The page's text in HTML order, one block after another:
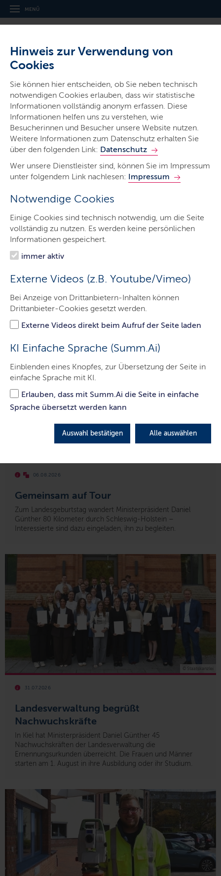
Hinweis zur Verwendung von
Cookies
Sie können hier entscheiden, ob Sie neben technisch
notwendigen Cookies erlauben, dass wir statistische
Informationen vollständig anonym erfassen. Diese
Informationen helfen uns zu verstehen, wie
Besucherinnen und Besucher unsere Website nutzen.
Weitere Informationen zum Datenschutz erhalten Sie
über den folgenden Link: Datenschutz
Wer unsere Dienstleister sind, können Sie im Impressum
unter folgendem Link nachlesen: Impressum
Notwendige Cookies
Einige Cookies sind technisch notwendig, um die Seite
vollständig zu nutzen. Es werden keine persönlichen
Informationen gespeichert.
immer aktiv
Externe Videos (z.B. Youtube/Vimeo)
Bei Anzeige von Drittanbietern-Inhalten können
Drittanbieter-Cookies gesetzt werden.
Externe Videos direkt beim Aufruf der Seite laden
KI Einfache Sprache (Summ.Ai)
Einblenden eines Knopfes, zur Übersetzung der Seite in
einfache Sprache mit KI.
Erlauben, dass mit Summ.Ai die Seite in einfache
Sprache übersetzt werden kann
Auswahl bestätigen Alle auswählen
MENÜ
Der Ministerpräsident -
Staatskanzlei
Ministerien & Behörden
Start
Ministerpräsident
Staatskanzlei
Themen
Presse
Service
Gemeinsam auf Tour
06.08.2026
Zum Landesgeburtstag wandert Ministerpräsident Daniel
Günther 80 Kilometer durch Schleswig-Holstein –
Interessierte sind dazu eingeladen, ihn zu begleiten.
Landesverwaltung begrüßt
Nachwuchskräfte
31.07.2026
In Kiel hat Ministerpräsident Daniel Günther 45
Nachwuchskräften der Landesverwaltung die
Ernennungsurkunden überreicht. Die Frauen und Männer
starten am 1. August in ihre Ausbildung oder ihr Studium.
© Staatskanzlei